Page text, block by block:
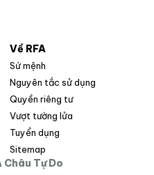
Về RFA
Sứ mệnh
Nguyên tắc sử dụng
Quyền riêng tư
Vượt tường lửa
Tuyển dụng
Sitemap
Tự Do